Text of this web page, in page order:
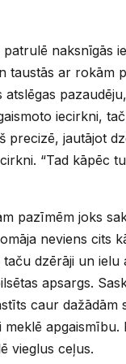
naksnīgās
taustās ar rokām
iecirkni,
precizē, jautājot
“Tad kāpēc
pazīmēm joks
neviens cits
dzērāji un ielu
apsargs.
caur
apgaismību.
vieglus ceļus.